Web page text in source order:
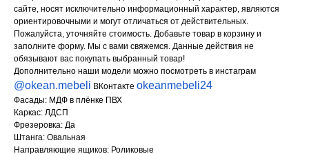
сайте, носят исключительно информационный характер, являются
ориентировочными и могут отличаться от действительных.
Пожалуйста, уточняйте стоимость. Добавьте товар в корзину и
заполните форму. Мы с вами свяжемся. Данные действия не
обязывают вас покупать выбранный товар!
Дополнительно наши модели можно посмотреть в инстаграм
@okean.mebeli ВКонтакте okeanmebeli24
Фасады: МДФ в плёнке ПВХ
Каркас: ЛДСП
Фрезеровка: Да
Штанга: Овальная
Направляющие ящиков: Роликовые